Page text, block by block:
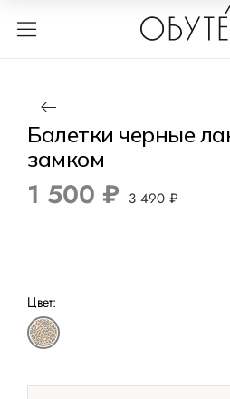
Балетки черные
замком
1 500 ₽ 3 490 ₽
Цвет: